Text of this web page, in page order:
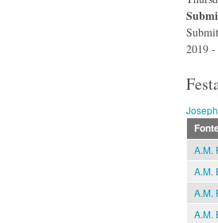
2019
A.M.
A.M.
A.M.
A.M.